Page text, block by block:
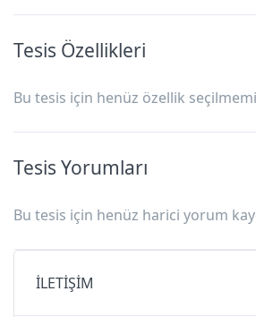
Tesis Özellikleri
Bu tesis için henüz özellik
Tesis Yorumları
Bu tesis için henüz harici yorum
İLETİŞİM